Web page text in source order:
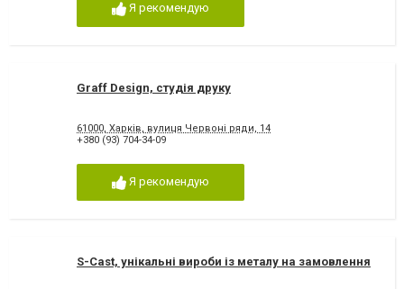
Я рекомендую
Graff Design, студія друку
61000, Харків, вулиця Червоні ряди, 14
+380 (93) 704-34-09
Я рекомендую
S-Cast, унікальні вироби із металу на замовлення